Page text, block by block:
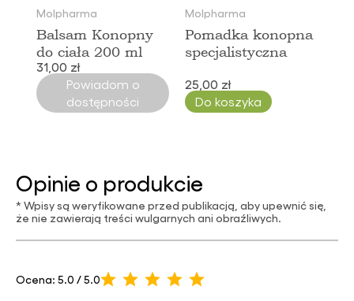
Molpharma
Balsam Konopny
do ciała 200 ml
31,00 zł
Powiadom o
dostępności
Molpharma
Pomadka konopna
specjalistyczna
25,00 zł
Do koszyka
Opinie o produkcie
* Wpisy są weryfikowane przed publikacją, aby upewnić się,
że nie zawierają treści wulgarnych ani obraźliwych.
Ocena: 5.0 / 5.0